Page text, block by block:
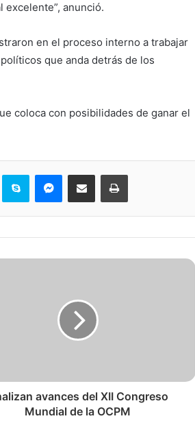
anunció.
en el proceso interno a trabajar
que anda detrás de los
coloca con posibilidades de ganar el
Skype Messenger
Share via Email Print
avances del XII Congreso
Mundial de la OCPM